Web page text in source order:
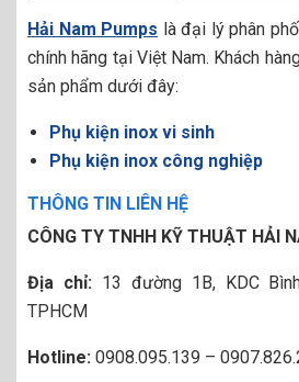
Hải Nam Pumps là đại lý phân
chính hãng tại Việt Nam. Khách
sản phẩm dưới đây:
Phụ kiện inox vi sinh
Phụ kiện inox công nghiệp
THÔNG TIN LIÊN HỆ
CÔNG TY TNHH KỸ THUẬT HẢI
Địa chỉ:13 đường 1B, KDC
TPHCM
Hotline: 0908.095.139 –